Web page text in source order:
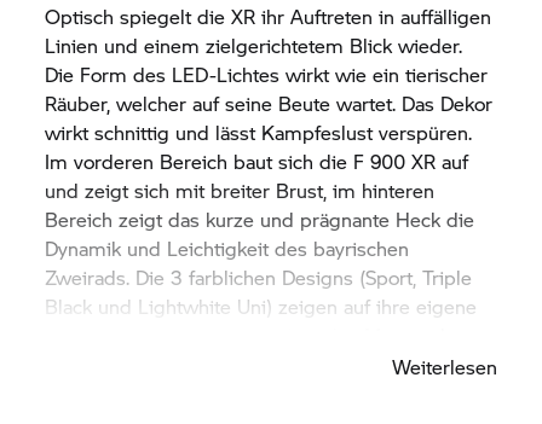
Optisch spiegelt die XR ihr Auftreten in auffälligen
Linien und einem zielgerichtetem Blick wieder.
Die Form des LED-Lichtes wirkt wie ein tierischer
Räuber, welcher auf seine Beute wartet. Das Dekor
wirkt schnittig und lässt Kampfeslust verspüren.
Im vorderen Bereich baut sich die F 900 XR auf
und zeigt sich mit breiter Brust, im hinteren
Bereich zeigt das kurze und prägnante Heck die
Dynamik und Leichtigkeit des bayrischen
Zweirads. Die 3 farblichen Designs (Sport, Triple
Black und Lightwhite Uni) zeigen auf ihre eigene
Weiterlesen